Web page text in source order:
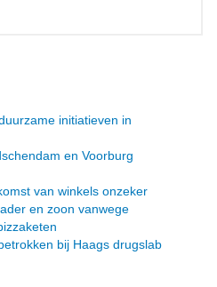
initiatieven in
en Voorburg
van winkels onzeker
en zoon vanwege
bij Haags drugslab